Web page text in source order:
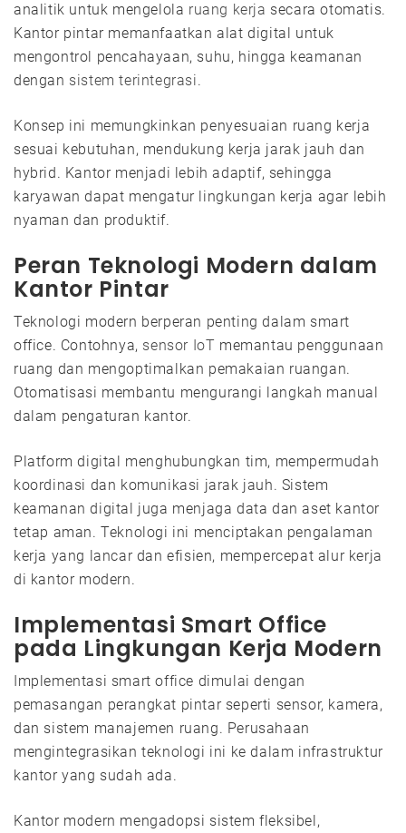
analitik untuk mengelola ruang kerja secara otomatis.
Kantor pintar memanfaatkan alat digital untuk
mengontrol pencahayaan, suhu, hingga keamanan
dengan sistem terintegrasi.
Konsep ini memungkinkan penyesuaian ruang kerja
sesuai kebutuhan, mendukung kerja jarak jauh dan
hybrid. Kantor menjadi lebih adaptif, sehingga
karyawan dapat mengatur lingkungan kerja agar lebih
nyaman dan produktif.
Peran Teknologi Modern dalam
Kantor Pintar
Teknologi modern berperan penting dalam smart
office. Contohnya, sensor IoT memantau penggunaan
ruang dan mengoptimalkan pemakaian ruangan.
Otomatisasi membantu mengurangi langkah manual
dalam pengaturan kantor.
Platform digital menghubungkan tim, mempermudah
koordinasi dan komunikasi jarak jauh. Sistem
keamanan digital juga menjaga data dan aset kantor
tetap aman. Teknologi ini menciptakan pengalaman
kerja yang lancar dan efisien, mempercepat alur kerja
di kantor modern.
Implementasi Smart Office
pada Lingkungan Kerja Modern
Implementasi smart office dimulai dengan
pemasangan perangkat pintar seperti sensor, kamera,
dan sistem manajemen ruang. Perusahaan
mengintegrasikan teknologi ini ke dalam infrastruktur
kantor yang sudah ada.
Kantor modern mengadopsi sistem fleksibel,